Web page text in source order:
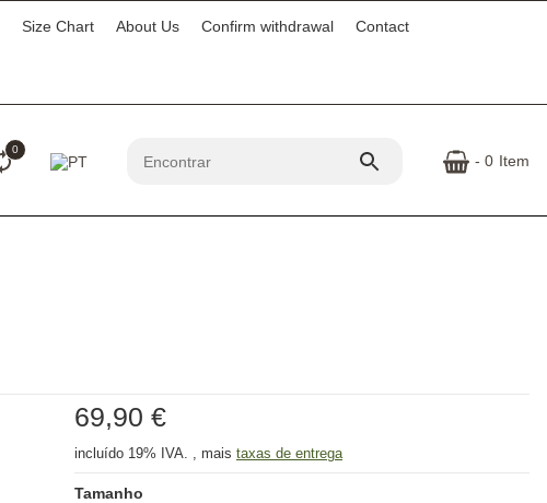
Size Chart About Us Confirm withdrawal Contact
0
- 0 Item
69,90 €
incluído 19% IVA. , mais taxas de entrega
Tamanho